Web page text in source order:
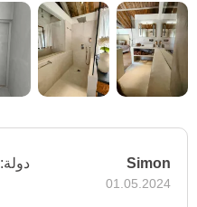
Simon
01.05.2024
دولة: